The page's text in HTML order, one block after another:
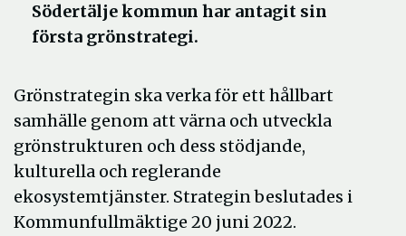
Södertälje kommun har antagit sin
första grönstrategi.
Grönstrategin ska verka för ett hållbart
samhälle genom att värna och utveckla
grönstrukturen och dess stödjande,
kulturella och reglerande
ekosystemtjänster. Strategin beslutades i
Kommunfullmäktige 20 juni 2022.